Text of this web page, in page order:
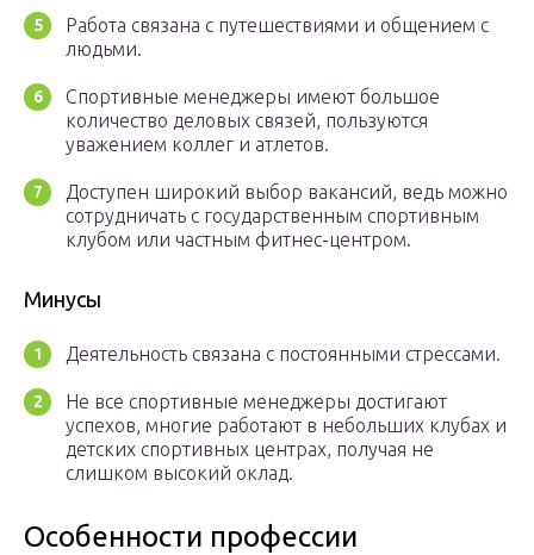
Работа связана с путешествиями и общением с
людьми.
Спортивные менеджеры имеют большое
количество деловых связей, пользуются
уважением коллег и атлетов.
Доступен широкий выбор вакансий, ведь можно
сотрудничать с государственным спортивным
клубом или частным фитнес-центром.
Минусы
Деятельность связана с постоянными стрессами.
Не все спортивные менеджеры достигают
успехов, многие работают в небольших клубах и
детских спортивных центрах, получая не
слишком высокий оклад.
Особенности профессии